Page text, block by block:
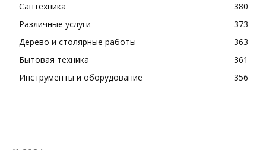
Сантехника
380
Различные услуги
373
Дерево и столярные работы
363
Бытовая техника
361
Инструменты и оборудование
356